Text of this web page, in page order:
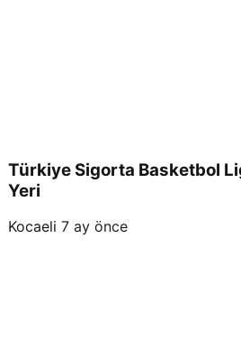
Türkiye Sigorta Basketbol
Yeri
Kocaeli 7 ay önce